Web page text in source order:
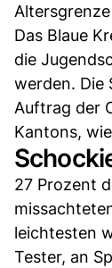
Das Blaue
die
werden. Die
Auftrag der
Kantons,
27 Prozent
leichtesten
Tester, an